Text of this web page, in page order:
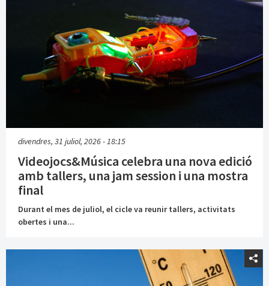
divendres, 31 juliol, 2026 - 18:15
Videojocs&Música celebra una nova edició
amb tallers, una jam session i una mostra
final
Durant el mes de juliol, el cicle va reunir tallers, activitats
obertes i una...